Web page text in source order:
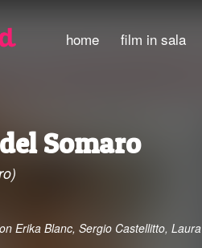
home film in sala
Somaro
Erika Blanc, Sergio Castellitto,